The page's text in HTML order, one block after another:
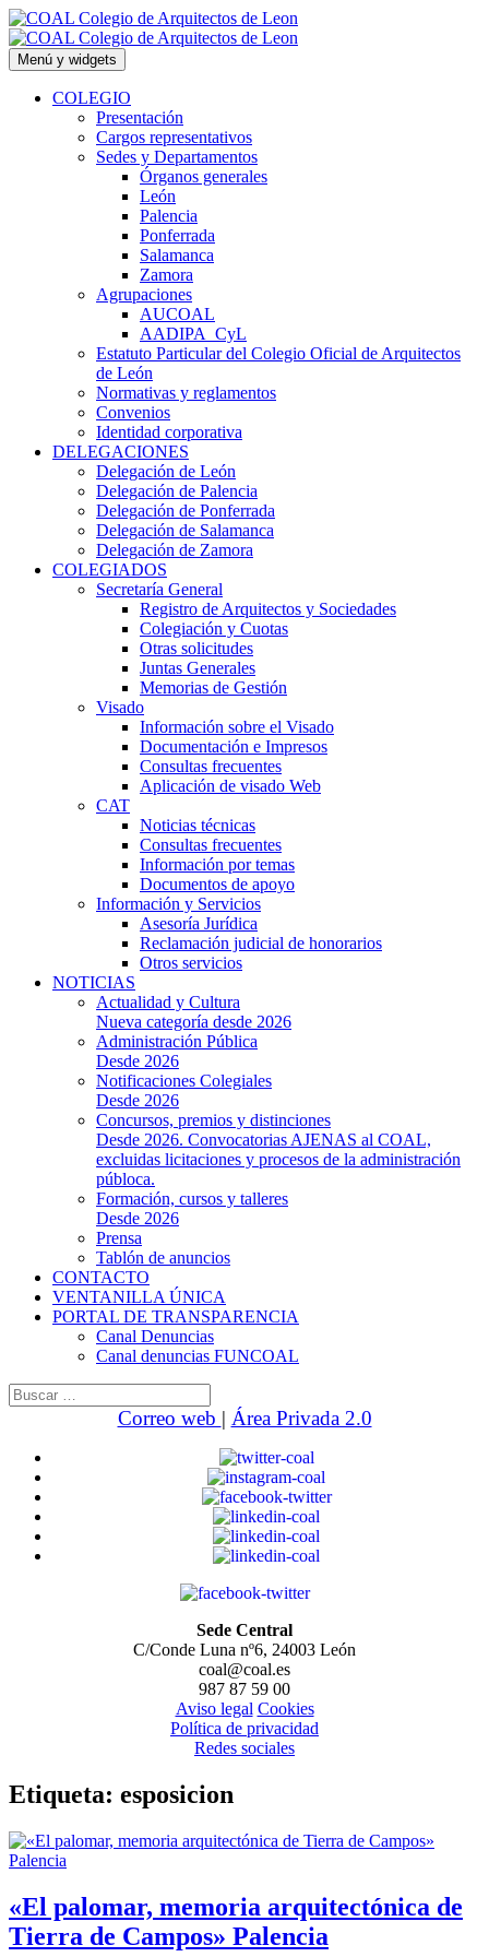
Saltar
al
contenido
Menú y widgets
COLEGIO
Presentación
Cargos representativos
Sedes y Departamentos
Órganos generales
León
Palencia
Ponferrada
Salamanca
Zamora
Agrupaciones
AUCOAL
AADIPA_CyL
Estatuto Particular del Colegio Oficial de Arquitectos
de León
Normativas y reglamentos
Convenios
Identidad corporativa
DELEGACIONES
Delegación de León
Delegación de Palencia
Delegación de Ponferrada
Delegación de Salamanca
Delegación de Zamora
COLEGIADOS
Secretaría General
Registro de Arquitectos y Sociedades
Colegiación y Cuotas
Otras solicitudes
Juntas Generales
Memorias de Gestión
Visado
Información sobre el Visado
Documentación e Impresos
Consultas frecuentes
Aplicación de visado Web
CAT
Noticias técnicas
Consultas frecuentes
Información por temas
Documentos de apoyo
Información y Servicios
Asesoría Jurídica
Reclamación judicial de honorarios
Otros servicios
NOTICIAS
Actualidad y Cultura
Nueva categoría desde 2026
Administración Pública
Desde 2026
Notificaciones Colegiales
Desde 2026
Concursos, premios y distinciones
Desde 2026. Convocatorias AJENAS al COAL,
excluidas licitaciones y procesos de la administración
públoca.
Formación, cursos y talleres
Desde 2026
Prensa
Tablón de anuncios
CONTACTO
VENTANILLA ÚNICA
PORTAL DE TRANSPARENCIA
Canal Denuncias
Canal denuncias FUNCOAL
Buscar:
Correo web | Área Privada 2.0
Sede Central
C/Conde Luna nº6, 24003 León
coal@coal.es
987 87 59 00
Aviso legal Cookies
Política de privacidad
Redes sociales
Etiqueta: esposicion
«El palomar, memoria arquitectónica de
Tierra de Campos» Palencia